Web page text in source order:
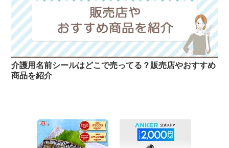
介護用名前シールはどこで売ってる？販売店やおすすめ
商品を紹介